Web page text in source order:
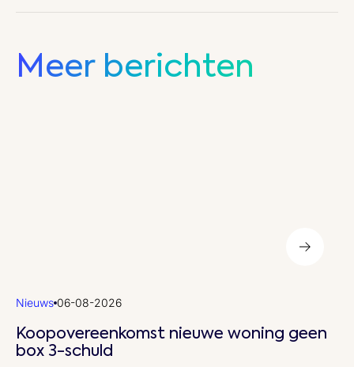
Meer berichten
Nieuws 06-08-2026
Koopovereenkomst nieuwe woning geen
box 3-schuld